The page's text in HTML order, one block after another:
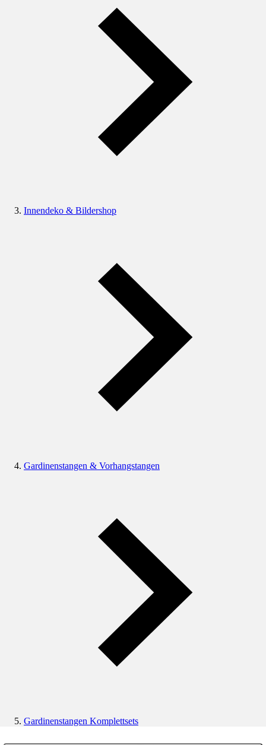
Innendeko & Bildershop
Gardinenstangen & Vorhangstangen
Gardinenstangen Komplettsets